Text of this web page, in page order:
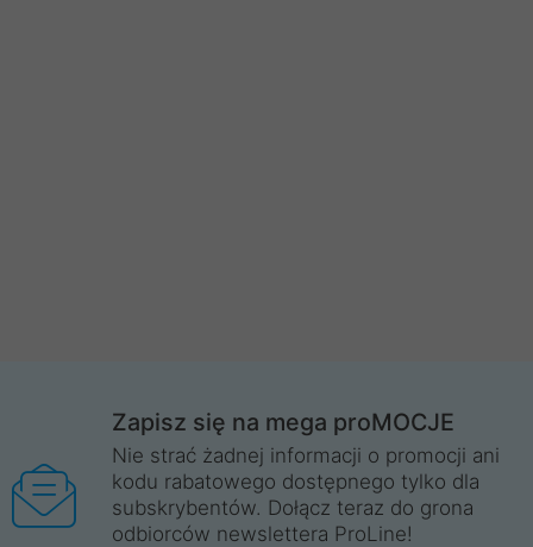
Zapisz się na mega proMOCJE
Nie strać żadnej informacji o promocji ani
kodu rabatowego dostępnego tylko dla
subskrybentów. Dołącz teraz do grona
odbiorców newslettera ProLine!